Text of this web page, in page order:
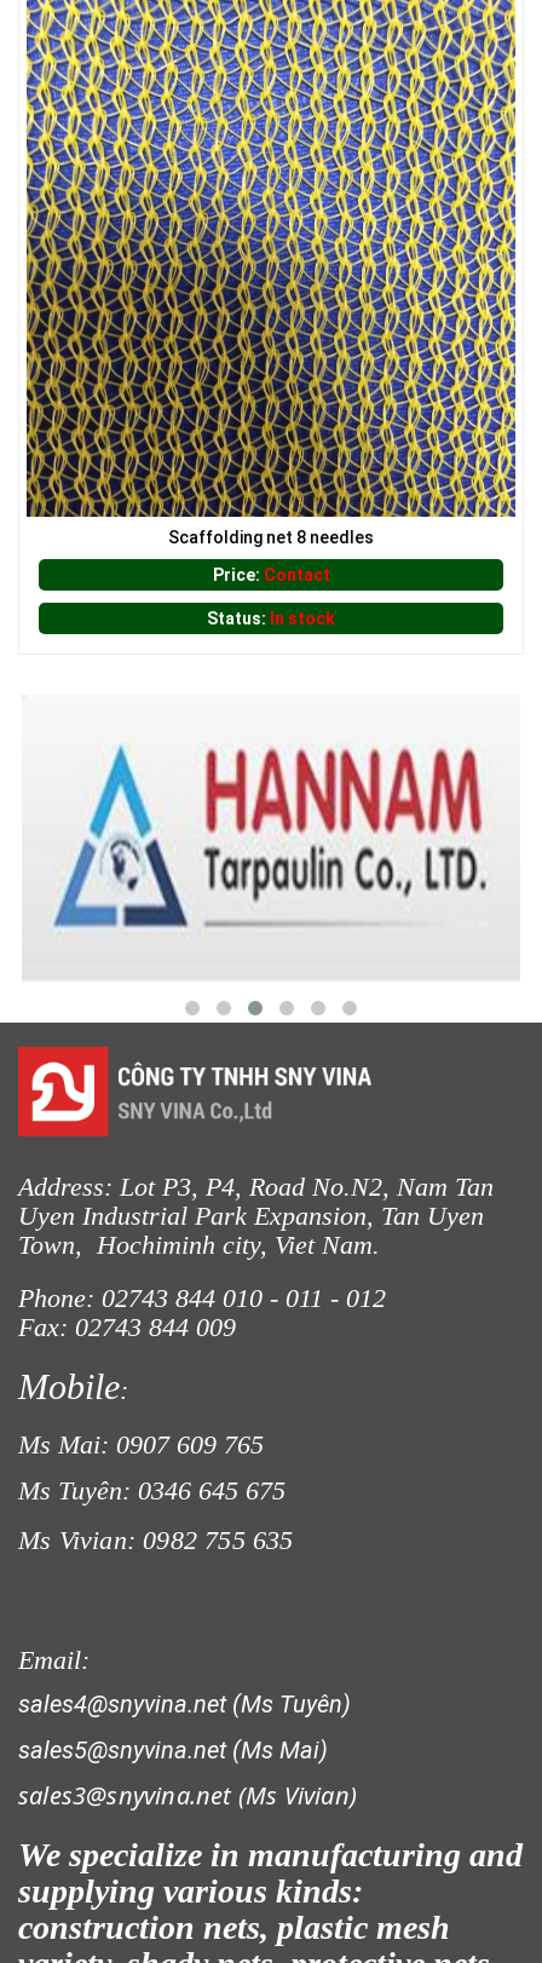
LƯỚI CHẮN NẮNG
Scaffolding net 8 needles
Price: Contact
Status: In stock
Address: Lot P3, P4, Road No.N2, Nam Tan
Uyen Industrial Park Expansion, Tan Uyen
Town, Hochiminh city, Viet Nam.
Phone: 02743 844 010 - 011 - 012
Fax: 02743 844 009
Mobile:
Ms Mai: 0907 609 765
Ms Tuyên: 0346 645 675
Ms Vivian: 0982 755 635
Email:
sales4@snyvina.net (Ms Tuyên)
sales5@snyvina.net (Ms Mai)
sales3@snyvina.net (Ms Vivian)
We specialize in manufacturing and
supplying various kinds:
construction nets, plastic mesh